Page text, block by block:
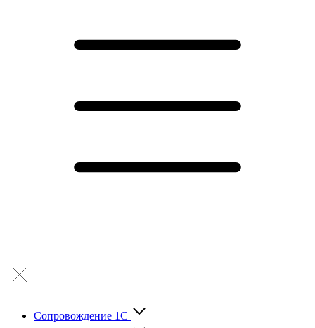
Сопровождение 1С